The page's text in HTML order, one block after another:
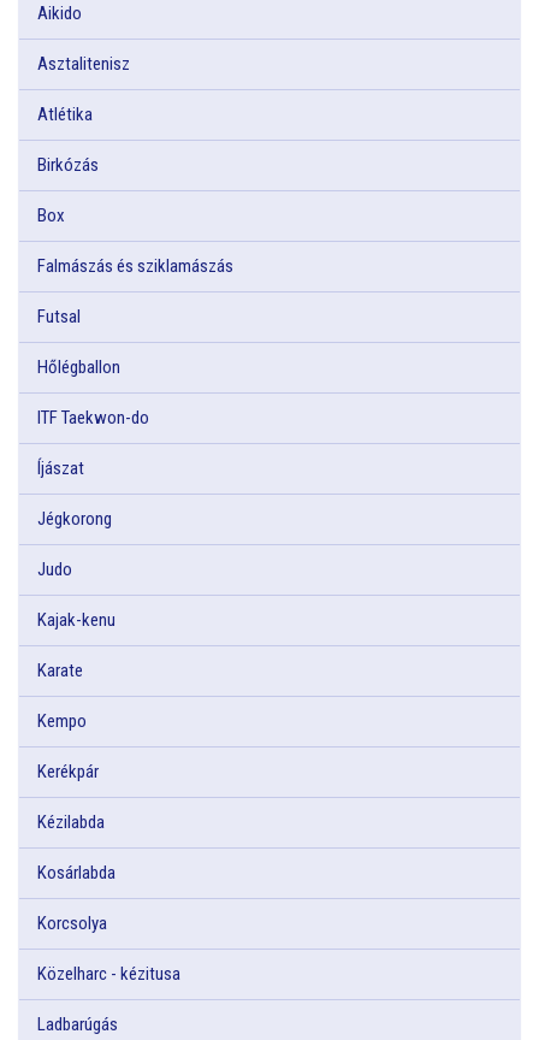
Aikido
Asztalitenisz
Atlétika
Birkózás
Box
Falmászás és sziklamászás
Futsal
Hőlégballon
ITF Taekwon-do
Íjászat
Jégkorong
Judo
Kajak-kenu
Karate
Kempo
Kerékpár
Kézilabda
Kosárlabda
Korcsolya
Közelharc - kézitusa
Ladbarúgás